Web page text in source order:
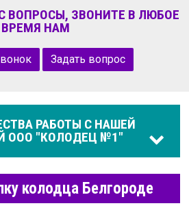
ВОПРОСЫ, ЗВОНИТЕ В ЛЮБОЕ
ВРЕМЯ НАМ
Задать вопрос
РАБОТЫ С НАШЕЙ
ООО "КОЛОДЕЦ №1"
колодца Белгороде